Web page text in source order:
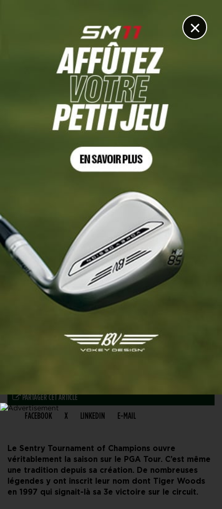
×
Woods pour remporter son 1er Tournoi des Champions
PARTAGER CET ARTICLE
FACEBOOK X LINKEDIN E-MAIL
Le Sentry Tournament of Champions ouvre
véritablement la saison sur le PGA Tour. C’est même
une tradition depuis sa création. De nombreuses
légendes y ont inscrit leur nom dont Tiger Woods
en 1997 qui signait-là sa 3e victoire sur le circuit.